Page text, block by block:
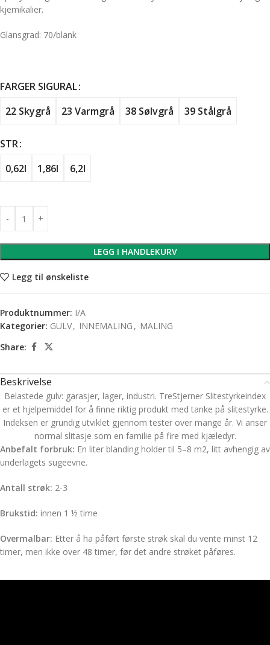
kjemikalier.
Glansgrad: 70/blank
FARGER SIGURAL
22 Skygrå
23 Varmgrå 38 Sølvgrå 39 Stålgrå
STR
0,62l
1,86l 6,2l
LEGG I HANDLEKURV
Legg til ønskeliste
Produktnummer: I/A
Kategorier: GULV, INNEMALING , MALING
Share:
Beskrivelse
Belastede gulv: garasjer, lager, industri. TreStjerner Slitestyrkeindex
er et hjelpemiddel for å finne riktig produkt med tanke på slitestyrke.
Indeksen er grundig utviklet gjennom tester over mange år. Vi anser
normal slitasje som en familie på fire med kjæledyr.
Anbefalt forbruk: En liter blanding holder til 5–8 m2, litt avhengig av
underlagets sugeevne.
Antall strøk: 2-3
Brukstid: innen 1 ½ time
Overmalbar: Etter å ha påført første strøk skal du vente minst 12
timer, men ikke over 48 timer, før det andre strøket påføres.